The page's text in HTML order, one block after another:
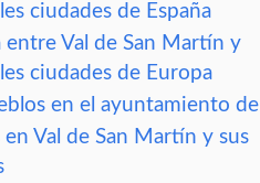
ciudades de España
entre Val de San Martín y
ciudades de Europa
en el ayuntamiento de
en Val de San Martín y sus